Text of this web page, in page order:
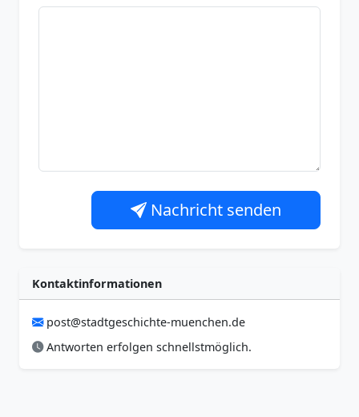
Nachricht senden
Kontaktinformationen
post@stadtgeschichte-muenchen.de
Antworten erfolgen schnellstmöglich.